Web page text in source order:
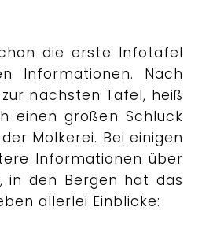
die erste Infotafel
Informationen. Nach
nächsten Tafel, heiß
einen großen Schluck
Molkerei. Bei einigen
Informationen über
in den Bergen hat das
allerlei Einblicke: